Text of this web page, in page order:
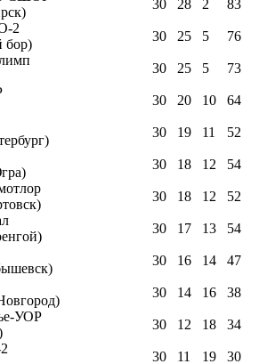
30 28 2 83
2
бор)
30 25 5 76
30 25 5 73
30 20 10 64
30 19 11 52
30 18 12 54
30 18 12 52
30 17 13 54
30 16 14 47
30 14 16 38
УОР
30 12 18 34
30 11 19 30